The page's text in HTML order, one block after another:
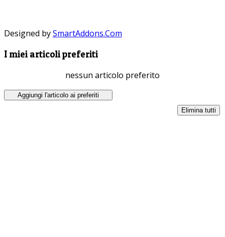
Designed bySmartAddons.Com
I miei articoli preferiti
nessun articolo preferito